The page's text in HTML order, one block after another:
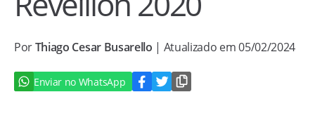
PorThiago Cesar Busarello | Atualizado em 05/02/2024
Enviar no WhatsApp